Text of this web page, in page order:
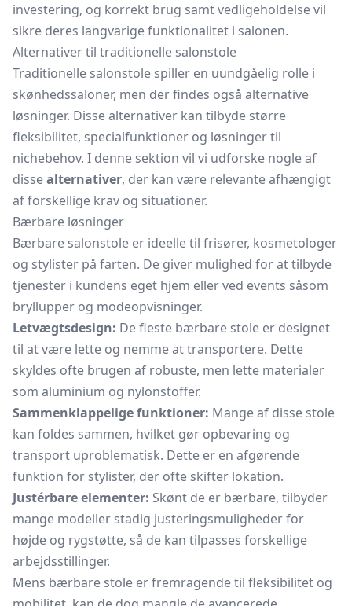
investering, og korrekt brug samt vedligeholdelse vil
sikre deres langvarige funktionalitet i salonen.
Alternativer til traditionelle salonstole
Traditionelle salonstole spiller en uundgåelig rolle i
skønhedssaloner, men der findes også alternative
løsninger. Disse alternativer kan tilbyde større
fleksibilitet, specialfunktioner og løsninger til
nichebehov. I denne sektion vil vi udforske nogle af
dissealternativer, der kan være relevante afhængigt
af forskellige krav og situationer.
Bærbare løsninger
Bærbare salonstole er ideelle til frisører, kosmetologer
og stylister på farten. De giver mulighed for at tilbyde
tjenester i kundens eget hjem eller ved events såsom
bryllupper og modeopvisninger.
Letvægtsdesign: De fleste bærbare stole er designet
til at være lette og nemme at transportere. Dette
skyldes ofte brugen af robuste, men lette materialer
som aluminium og nylonstoffer.
Sammenklappelige funktioner: Mange af disse stole
kan foldes sammen, hvilket gør opbevaring og
transport uproblematisk. Dette er en afgørende
funktion for stylister, der ofte skifter lokation.
Justérbare elementer: Skønt de er bærbare, tilbyder
mange modeller stadig justeringsmuligheder for
højde og rygstøtte, så de kan tilpasses forskellige
arbejdsstillinger.
Mens bærbare stole er fremragende til fleksibilitet og